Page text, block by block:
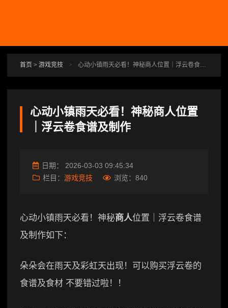
首页 > 游戏竞技 > 心动小镇雨天必看！神秘商人位置｜浮云卷食谱及制作
心动小镇雨天必看！神秘商人位置
｜浮云卷食谱及制作
日期： 2026-03-03 09:45:34
栏目： 游戏竞技 浏览： 840
心动小镇雨天必看！神秘商人位置｜浮云卷食谱
及制作如下：
朵朵会在雨天及彩虹天出现！可以购买浮云卷的
食谱及食材 不要错过啦！！